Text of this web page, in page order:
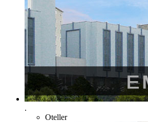
.
Oteller